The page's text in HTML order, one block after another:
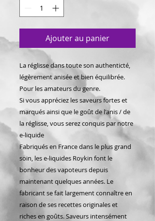
Ajouter au panier
La réglisse dans toute son authenticté,
légèrement anisée et bien équilibrée.
Pour les amateurs du genre.
Si vous appréciez les saveurs fortes et
marqués ainsi que le goût de l'anis / de
la réglisse, vous serez conquis par notre
e-liquide
Fabriqués en France dans le plus grand
soin, les e-liquides Roykin font le
bonheur des vapoteurs depuis
maintenant quelques années. Le
fabricant se fait largement connaître en
raison de ses recettes originales et
riches en goûts. Saveurs intensément